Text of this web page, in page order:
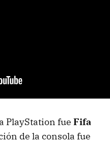
PlayStation fue Fifa
de la consola fue